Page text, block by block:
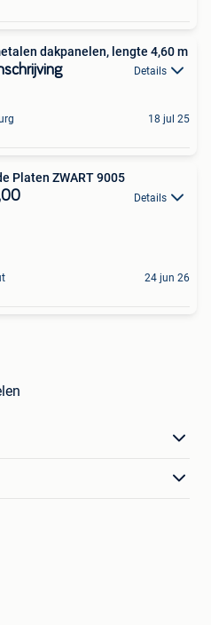
dakpanelen, lengte 4,60 m
Details
18 jul 25
Platen ZWART 9005
Details
24 jun 26